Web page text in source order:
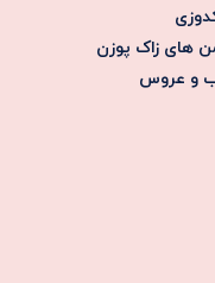
زاک پوزن
عروس